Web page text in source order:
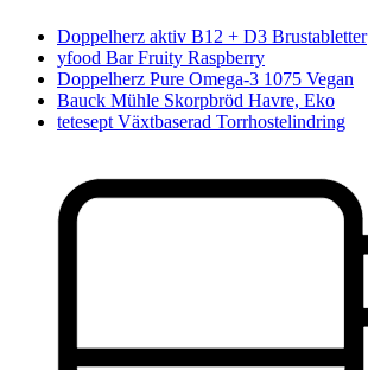
Doppelherz aktiv B12 + D3 Brustabletter
yfood Bar Fruity Raspberry
Doppelherz Pure Omega-3 1075 Vegan
Bauck Mühle Skorpbröd Havre, Eko
tetesept Växtbaserad Torrhostelindring